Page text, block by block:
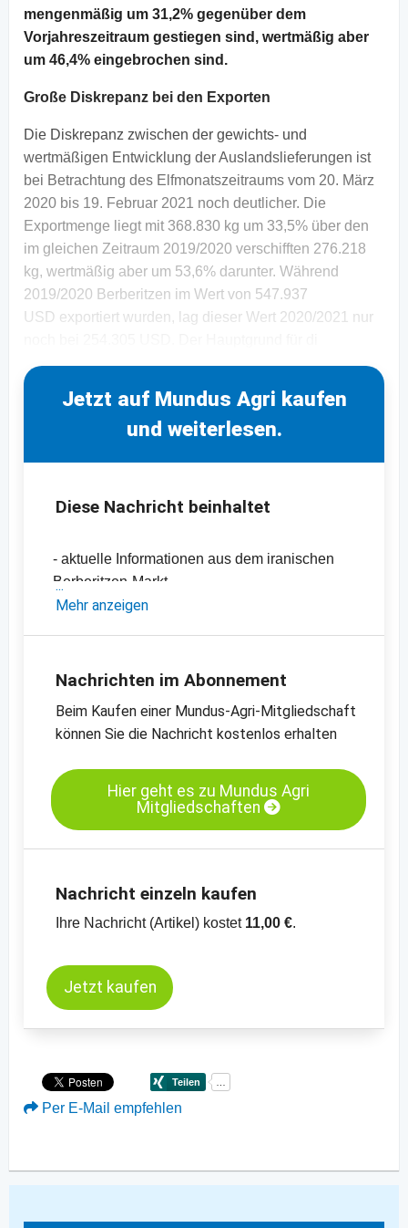
mengenmäßig um 31,2% gegenüber dem
Vorjahreszeitraum gestiegen sind, wertmäßig aber
um 46,4% eingebrochen sind.
Große Diskrepanz bei den Exporten
Die Diskrepanz zwischen der gewichts- und
wertmäßigen Entwicklung der Auslandslieferungen ist
bei Betrachtung des Elfmonatszeitraums vom 20. März
2020 bis 19. Februar 2021 noch deutlicher. Die
Exportmenge liegt mit 368.830 kg um 33,5% über den
im gleichen Zeitraum 2019/2020 verschifften 276.218
kg, wertmäßig aber um 53,6% darunter. Während
2019/2020 Berberitzen im Wert von 547.937
USD exportiert wurden, lag dieser Wert 2020/2021 nur
Jetzt auf Mundus Agri kaufen
und weiterlesen.
Diese Nachricht beinhaltet
- aktuelle Informationen aus dem iranischen
Berberitzen-Markt
- aktuelle Exportdaten aus dem Iran
-Preischarts für getrocknete Berberitzen und
Mehr anzeigen
Nachrichten im Abonnement
Beim Kaufen einer Mundus-Agri-Mitgliedschaft
können Sie die Nachricht kostenlos erhalten
Hier geht es zu Mundus Agri
Mitgliedschaften
Nachricht einzeln kaufen
Ihre Nachricht (Artikel) kostet 11,00 €.
Jetzt kaufen
Per E-Mail empfehlen